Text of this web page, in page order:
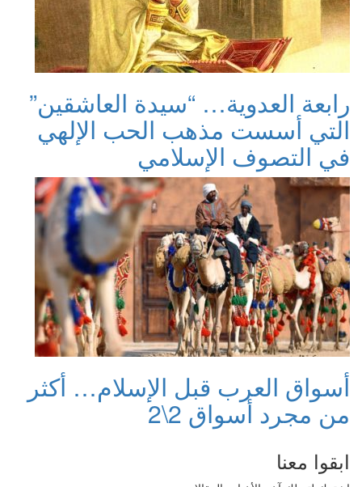
رابعة العدوية… “سيدة العاشقين”
التي أسست مذهب الحب الإلهي
في التصوف الإسلامي
أسواق العرب قبل الإسلام… أكثر
من مجرد أسواق 2\2
ابقوا معنا